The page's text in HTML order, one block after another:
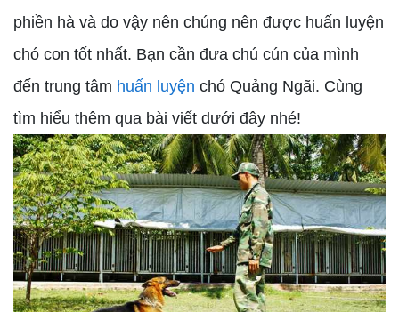
phiền hà và do vậy nên chúng nên được huấn luyện
chó con tốt nhất. Bạn cần đưa chú cún của mình
đến trung tâm huấn luyện chó Quảng Ngãi. Cùng
tìm hiểu thêm qua bài viết dưới đây nhé!